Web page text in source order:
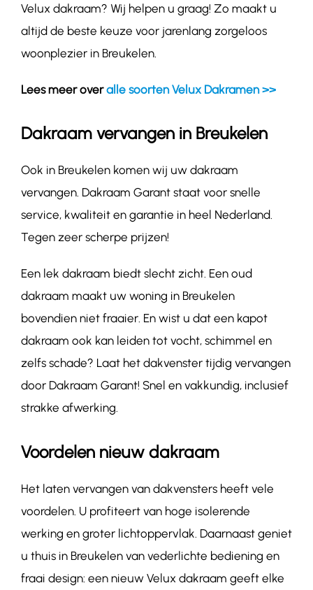
Velux dakraam? Wij helpen u graag! Zo maakt u
altijd de beste keuze voor jarenlang zorgeloos
woonplezier in Breukelen.
Lees meer overalle soorten Velux Dakramen >>
Dakraam vervangen in Breukelen
Ook in Breukelen komen wij uw dakraam
vervangen. Dakraam Garant staat voor snelle
service, kwaliteit en garantie in heel Nederland.
Tegen zeer scherpe prijzen!
Een lek dakraam biedt slecht zicht. Een oud
dakraam maakt uw woning in Breukelen
bovendien niet fraaier. En wist u dat een kapot
dakraam ook kan leiden tot vocht, schimmel en
zelfs schade? Laat het dakvenster tijdig vervangen
door Dakraam Garant! Snel en vakkundig, inclusief
strakke afwerking.
Voordelen nieuw dakraam
Het laten vervangen van dakvensters heeft vele
voordelen. U profiteert van hoge isolerende
werking en groter lichtoppervlak. Daarnaast geniet
u thuis in Breukelen van vederlichte bediening en
fraai design: een nieuw Velux dakraam geeft elke